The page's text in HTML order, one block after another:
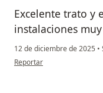
Excelente trato y
instalaciones
12 de diciembre de 2025 •
en opinión del usuario Rafael
Reportar